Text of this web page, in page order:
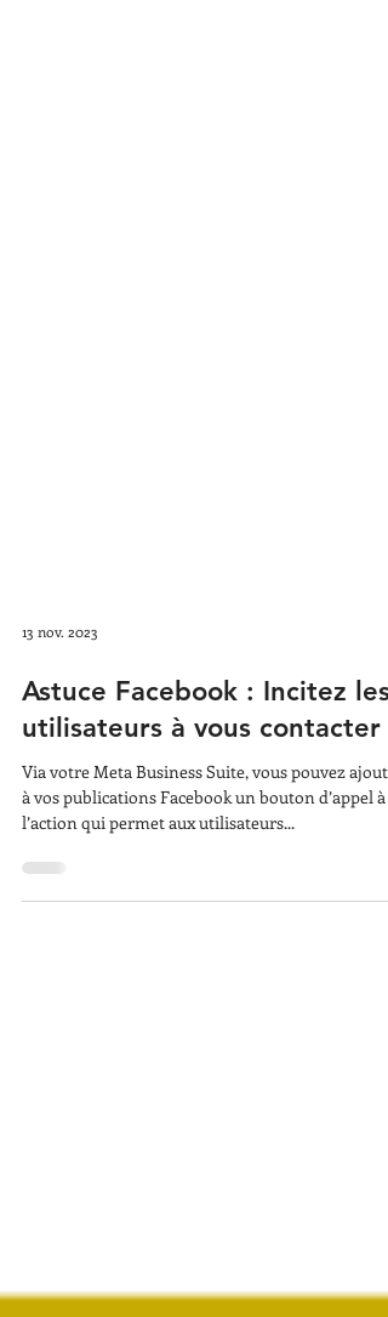
13 nov. 2023
Astuce Facebook : Incitez les
utilisateurs à vous contacter !
Via votre Meta Business Suite, vous pouvez
l’action qui permet aux utilisateurs...